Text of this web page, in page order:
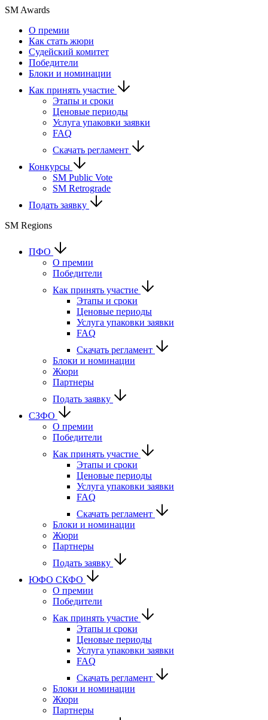
SM Awards
О премии
Как стать жюри
Судейский комитет
Победители
Блоки и номинации
Как принять участие
Этапы и сроки
Ценовые периоды
Услуга упаковки заявки
FAQ
Скачать регламент
Конкурсы
SM Public Vote
SM Retrograde
Подать заявку
SM Regions
ПФО
О премии
Победители
Как принять участие
Этапы и сроки
Ценовые периоды
Услуга упаковки заявки
FAQ
Скачать регламент
Блоки и номинации
Жюри
Партнеры
Подать заявку
СЗФО
О премии
Победители
Как принять участие
Этапы и сроки
Ценовые периоды
Услуга упаковки заявки
FAQ
Скачать регламент
Блоки и номинации
Жюри
Партнеры
Подать заявку
ЮФО СКФО
О премии
Победители
Как принять участие
Этапы и сроки
Ценовые периоды
Услуга упаковки заявки
FAQ
Скачать регламент
Блоки и номинации
Жюри
Партнеры